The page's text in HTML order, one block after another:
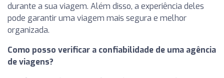
durante a sua viagem. Além disso, a experiência deles
pode garantir uma viagem mais segura e melhor
organizada.
Como posso verificar a confiabilidade de uma agência
de viagens?